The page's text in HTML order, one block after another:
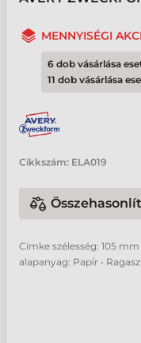
MENNYISÉGI
6 dob vásárlása
11 dob vásárlása
Cikkszám: ELA019
Címke szélesség: 105
alapanyag: Papír •